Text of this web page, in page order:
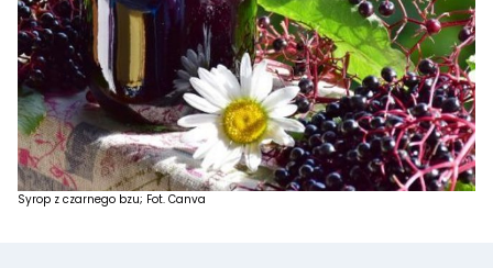
Syrop z czarnego bzu; Fot. Canva